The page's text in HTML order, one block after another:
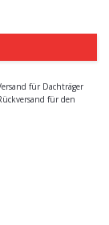
für Dachträger
für den